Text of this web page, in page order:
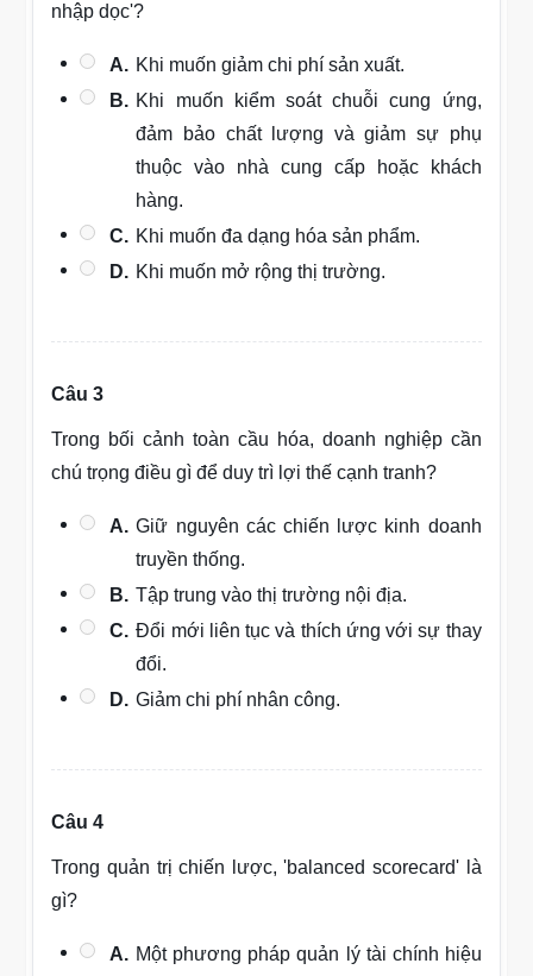
nhập dọc'?
A. Khi muốn giảm chi phí sản xuất.
B. Khi muốn kiểm soát chuỗi cung ứng,
đảm bảo chất lượng và giảm sự phụ
thuộc vào nhà cung cấp hoặc khách
hàng.
C. Khi muốn đa dạng hóa sản phẩm.
D. Khi muốn mở rộng thị trường.
Câu 3
Trong bối cảnh toàn cầu hóa, doanh nghiệp cần
chú trọng điều gì để duy trì lợi thế cạnh tranh?
A. Giữ nguyên các chiến lược kinh doanh
truyền thống.
B. Tập trung vào thị trường nội địa.
C. Đổi mới liên tục và thích ứng với sự thay
đổi.
D. Giảm chi phí nhân công.
Câu 4
Trong quản trị chiến lược, 'balanced scorecard' là
gì?
A. Một phương pháp quản lý tài chính hiệu